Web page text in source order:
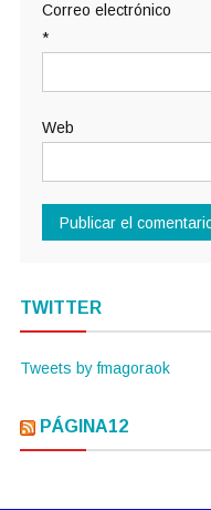
Correo electrónico
*
Web
TWITTER
Tweets by fmagoraok
PÁGINA12